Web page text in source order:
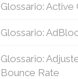
Glossario: Active
Glossario:
Glossario:
Bounce Rate